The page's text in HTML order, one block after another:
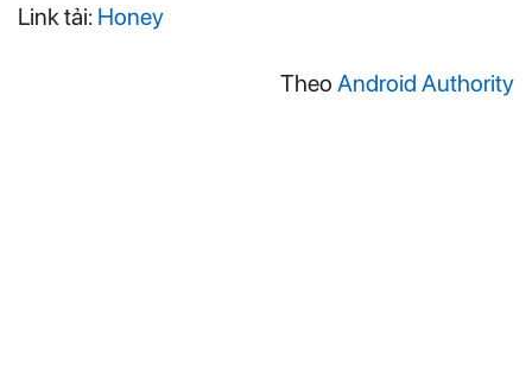
Link tải: Honey
Theo Android Authority